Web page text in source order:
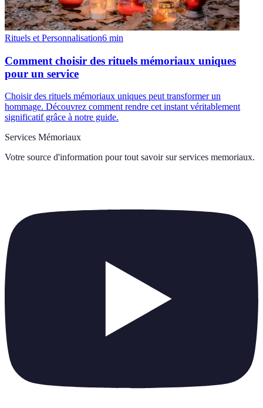
Rituels et Personnalisation6 min
Comment choisir des rituels mémoriaux uniques
pour un service
Choisir des rituels mémoriaux uniques peut transformer un
hommage. Découvrez comment rendre cet instant véritablement
significatif grâce à notre guide.
Services Mémoriaux
Votre source d'information pour tout savoir sur services memoriaux.